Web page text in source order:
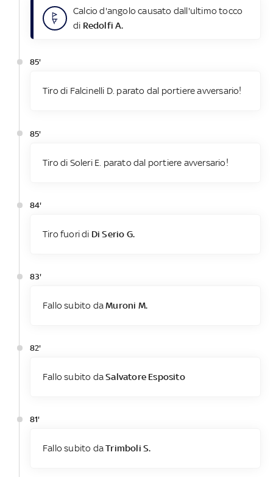
Calcio d'angolo causato dall'ultimo tocco
di Redolfi A.
85'
Tiro di Falcinelli D. parato dal portiere avversario!
85'
Tiro di Soleri E. parato dal portiere avversario!
84'
Tiro fuori di Di Serio G.
83'
Fallo subito daMuroni M.
82'
Fallo subito daSalvatore Esposito
81'
Fallo subito daTrimboli S.